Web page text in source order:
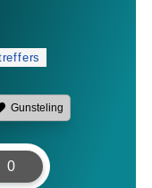
Gunsteling
0